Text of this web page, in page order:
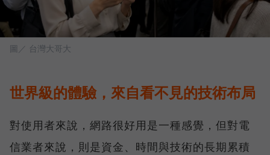
圖／ 台灣大哥大
世界級的體驗，來自看不見的技術布局
對使用者來說，網路很好用是一種感覺，但對電
信業者來說，則是資金、時間與技術的長期累積